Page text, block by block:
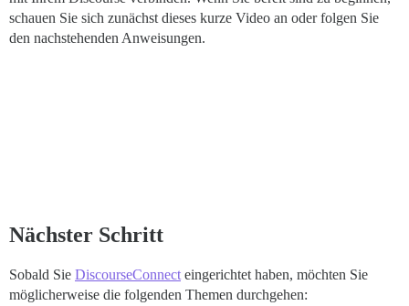
schauen Sie sich zunächst dieses kurze Video an oder folgen Sie
den nachstehenden Anweisungen.
Nächster Schritt
Sobald Sie DiscourseConnect eingerichtet haben, möchten Sie
möglicherweise die folgenden Themen durchgehen: